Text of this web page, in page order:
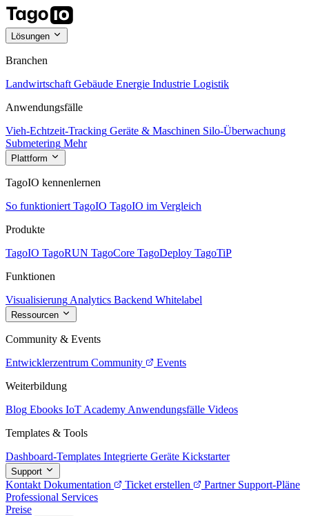
Lösungen
Branchen
Landwirtschaft Gebäude Energie Industrie Logistik
Anwendungsfälle
Vieh-Echtzeit-Tracking Geräte & Maschinen Silo-Überwachung
Submetering Mehr
Plattform
TagoIO kennenlernen
So funktioniert TagoIO TagoIO im Vergleich
Produkte
TagoIO TagoRUN TagoCore TagoDeploy TagoTiP
Funktionen
Visualisierung Analytics Backend Whitelabel
Ressourcen
Community & Events
Entwicklerzentrum Community
Events
Weiterbildung
Blog Ebooks IoT Academy Anwendungsfälle Videos
Templates & Tools
Dashboard-Templates Integrierte Geräte Kickstarter
Support
Kontakt Dokumentation Ticket erstellen Partner Support-Pläne
Professional Services
Preise